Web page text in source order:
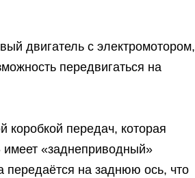
двигатель с электромотором,
передвигаться на
коробкой передач, которая
«заднеприводный»
передаётся на заднюю ось, что